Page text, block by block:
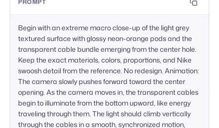
PROMPT
Begin with an extreme macro close-up of the light grey
textured surface with glossy neon-orange pods and the
transparent cable bundle emerging from the center hole.
Keep the exact materials, colors, proportions, and Nike
swoosh detail from the reference. No redesign. Animation:
The camera slowly pushes forward toward the center
opening. As the camera moves in, the transparent cables
begin to illuminate from the bottom upward, like energy
traveling through them. The light should climb vertically
through the cables in a smooth, synchronized motion,